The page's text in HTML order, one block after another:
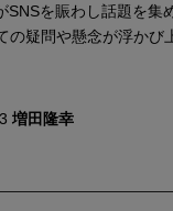
SNSを賑わし話題を集
の疑問や懸念が浮かび
増田隆幸